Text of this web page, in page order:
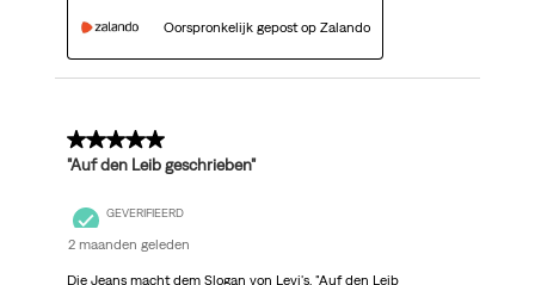
Oorspronkelijk gepost op Zalando
5 van 5 sterren.
"Auf den Leib geschrieben"
GEVERIFIEERD
2 maanden geleden
Die Jeans macht dem Slogan von Levi's, "Auf den Leib